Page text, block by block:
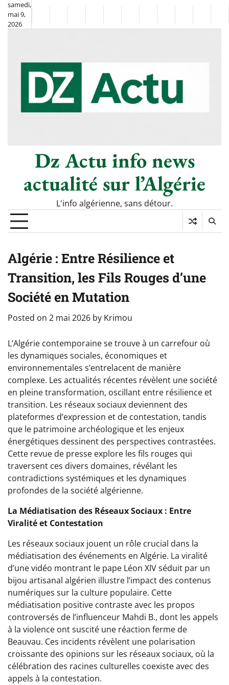
Skip
content
samedi,
mai 9,
2026
FlashSportclasséDiasporaChronique
–
Le
Thé
SociétéCultureMondeÉconomie
Tech
Dz Actu info news
actualité sur l’Algérie
L'info algérienne, sans détour.
Algérie : Entre Résilience et
Transition, les Fils Rouges d’une
Société en Mutation
Posted on 2 mai 2026 by Krimou
L’Algérie contemporaine se trouve à un carrefour où
les dynamiques sociales, économiques et
environnementales s’entrelacent de manière
complexe. Les actualités récentes révèlent une société
en pleine transformation, oscillant entre résilience et
transition. Les réseaux sociaux deviennent des
plateformes d’expression et de contestation, tandis
que le patrimoine archéologique et les enjeux
énergétiques dessinent des perspectives contrastées.
Cette revue de presse explore les fils rouges qui
traversent ces divers domaines, révélant les
contradictions systémiques et les dynamiques
profondes de la société algérienne.
La Médiatisation des Réseaux Sociaux : Entre
Viralité et Contestation
Les réseaux sociaux jouent un rôle crucial dans la
médiatisation des événements en Algérie. La viralité
d’une vidéo montrant le pape Léon XIV séduit par un
bijou artisanal algérien illustre l’impact des contenus
numériques sur la culture populaire. Cette
médiatisation positive contraste avec les propos
controversés de l’influenceur Mahdi B., dont les appels
à la violence ont suscité une réaction ferme de
Beauvau. Ces incidents révèlent une polarisation
croissante des opinions sur les réseaux sociaux, où la
célébration des racines culturelles coexiste avec des
appels à la contestation.